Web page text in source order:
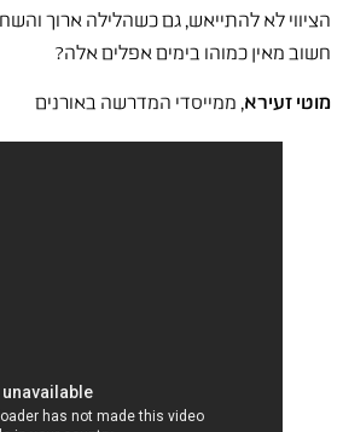
הציווי לא להתייאש, גם כשהלילה ארוך
חשוב מאין כמוהו בימים אפלים אלה?
מוטי זעירא, ממייסדי המדרשה באורנים